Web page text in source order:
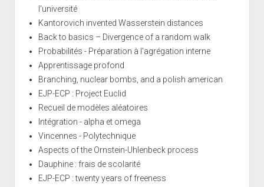
l'université
Kantorovich invented Wasserstein distances
Back to basics – Divergence of a random walk
Probabilités - Préparation à l'agrégation interne
Apprentissage profond
Branching, nuclear bombs, and a polish american
EJP-ECP : Project Euclid
Recueil de modèles aléatoires
Intégration - alpha et omega
Vincennes - Polytechnique
Aspects of the Ornstein-Uhlenbeck process
Dauphine : frais de scolarité
EJP-ECP : twenty years of freeness